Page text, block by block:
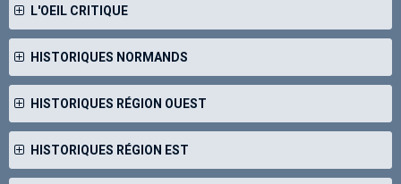
L'OEIL CRITIQUE
HISTORIQUES NORMANDS
HISTORIQUES RÉGION OUEST
HISTORIQUES RÉGION EST